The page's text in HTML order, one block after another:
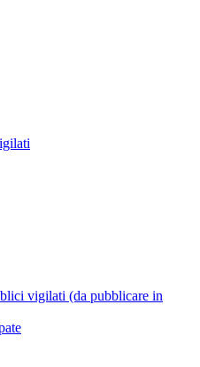
vigilati (da pubblicare in